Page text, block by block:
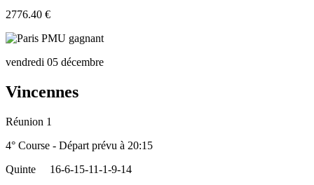
2776.40 €
vendredi 05 décembre
Vincennes
Réunion 1
4° Course - Départ prévu à 20:15
Quinte
16-6-15-11-1-9-14